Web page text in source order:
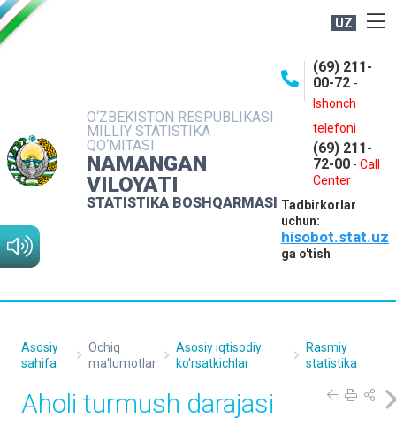
UZ
O‘ZBEKISTON RESPUBLIKASI
MILLIY STATISTIKA
QO‘MITASI
NAMANGAN
VILOYATI
STATISTIKA BOSHQARMASI
(69) 211-
00-72 -
Ishonch
telefoni
(69) 211-
72-00 - Call
Center
Tadbirkorlar
uchun:
hisobot.stat.uz
ga o'tish
NASHRLAR
INTERAKTIV XIZMATLAR
MATBUOT XIZMATI
MUROJAATLAR
Asosiy
sahifa
Ochiq
ma'lumotlar
Asosiy iqtisodiy
ko'rsatkichlar
Rasmiy
statistika
Aholi turmush darajasi